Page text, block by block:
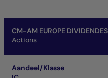
CM-AM EUROPE DIVIDENDES
Actions
Aandeel/Klasse